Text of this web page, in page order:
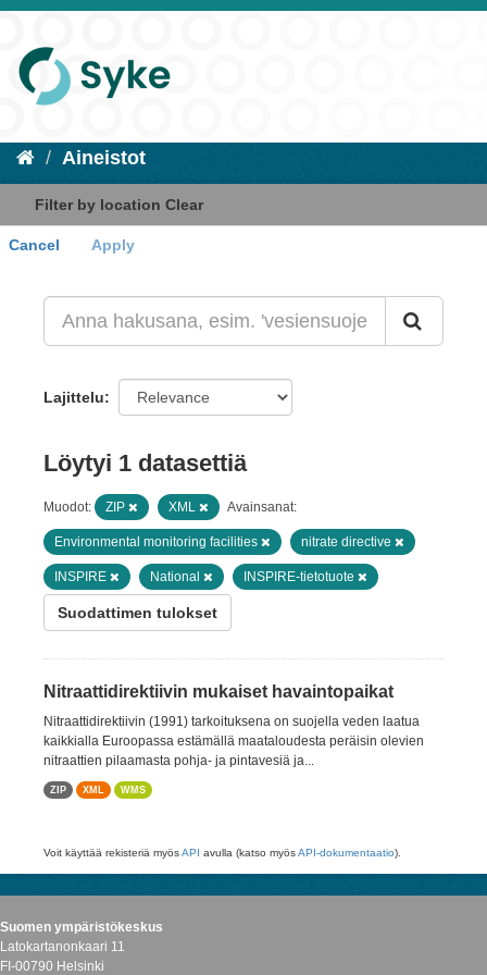
Aineistot
Filter by location Clear
+
Cancel Apply
Lajittelu
Löytyi 1 datasettiä
Muodot: ZIP XML Avainsanat:
Environmental monitoring facilities nitrate directive
INSPIRE National INSPIRE-tietotuote
Suodattimen tulokset
Nitraattidirektiivin mukaiset havaintopaikat
Nitraattidirektiivin (1991) tarkoituksena on suojella veden laatua
kaikkialla Euroopassa estämällä maataloudesta peräisin olevien
nitraattien pilaamasta pohja- ja pintavesiä ja...
ZIP XML WMS
Voit käyttää rekisteriä myösAPI avulla (katso myösAPI-dokumentaatio).
Suomen ympäristökeskus
Latokartanonkaari 11
FI-00790 Helsinki